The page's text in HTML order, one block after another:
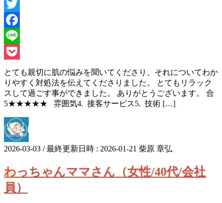
Twitter
Facebook
Line
Pocket
とても親切に肌の悩みを聞いてくださり、それについてわか
りやすく対処法を伝えてくださりました。 とてもリラック
スして過ごす事ができました。 ありがとうございます。 合
5★★★★★ 雰囲気4. 接客サービス5. 技術 […]
2026-03-03 / 最終更新日時 : 2026-01-21 柴原 章弘
わっちゃんママさん（女性/40代/会社
員）